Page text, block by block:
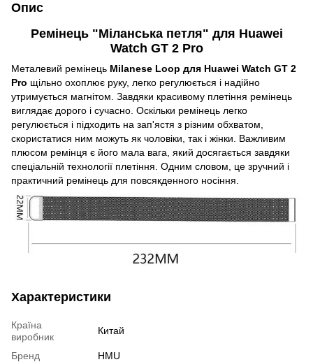
Опис
Ремінець "Міланська петля" для Huawei
Watch GT 2 Pro
Металевий ремінець Milanese Loop для Huawei Watch GT 2
Pro щільно охоплює руку, легко регулюється і надійно
утримується магнітом. Завдяки красивому плетіння ремінець
виглядає дорого і сучасно. Оскільки ремінець легко
регулюється і підходить на зап'ястя з різним обхватом,
скористатися ним можуть як чоловіки, так і жінки. Важливим
плюсом ремінця є його мала вага, який досягається завдяки
спеціальній технології плетіння. Одним словом, це зручний і
практичний ремінець для повсякденного носіння.
Характеристики
Країна
виробник
Китай
Бренд
HMU